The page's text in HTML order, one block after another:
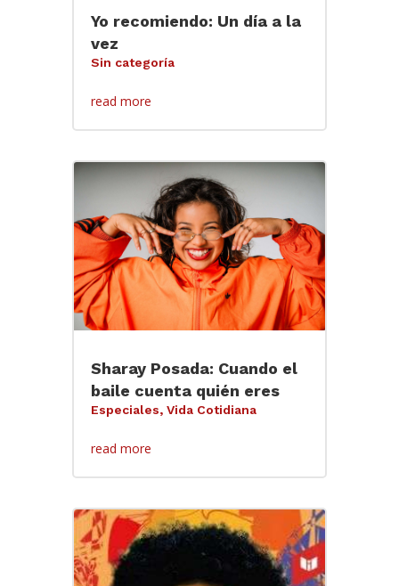
Yo recomiendo: Un día a la
vez
Sin categoría
read more
Sharay Posada: Cuando el
baile cuenta quién eres
Especiales, Vida Cotidiana
read more